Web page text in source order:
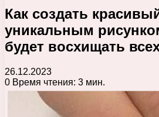
Как создать
уникальным
будет восхищать
26.12.2023
0 Время чтения: 3 мин.